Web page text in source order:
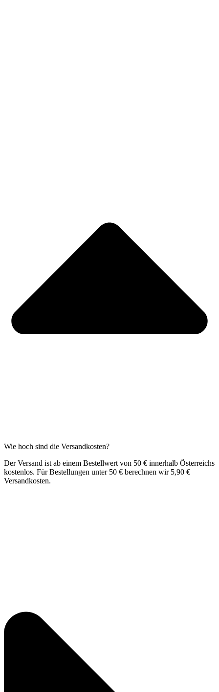
Wie hoch sind die Versandkosten?
Der Versand ist ab einem Bestellwert von 50 € innerhalb Österreichs
kostenlos. Für Bestellungen unter 50 € berechnen wir 5,90 €
Versandkosten.